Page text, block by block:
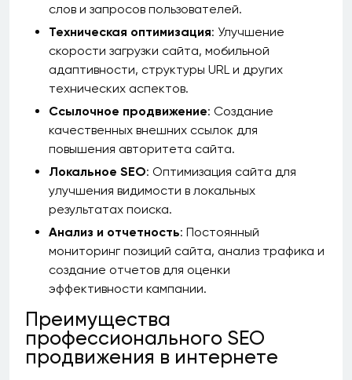
слов и запросов пользователей.
Техническая оптимизация: Улучшение
скорости загрузки сайта, мобильной
адаптивности, структуры URL и других
технических аспектов.
Ссылочное продвижение: Создание
качественных внешних ссылок для
повышения авторитета сайта.
Локальное SEO: Оптимизация сайта для
улучшения видимости в локальных
результатах поиска.
Анализ и отчетность: Постоянный
мониторинг позиций сайта, анализ трафика и
создание отчетов для оценки
эффективности кампании.
Преимущества
профессионального SEO
продвижения в интернете